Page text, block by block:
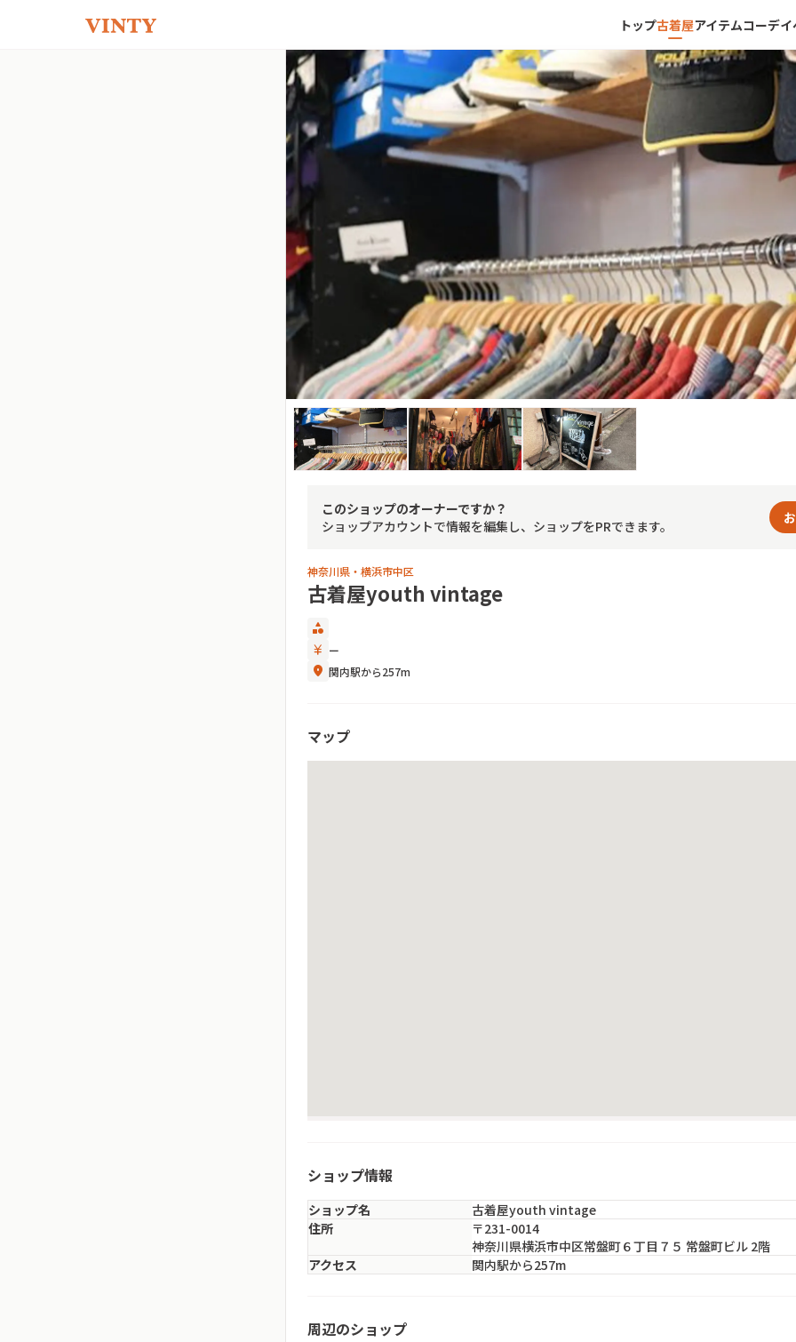
トップ古着屋アイテムコーデイ
このショップのオーナーですか？
ショップアカウントで情報を編集し、ショップをPRできます。
神奈川県・横浜市中区
古着屋youth vintage
category
currency_yen ー
location_on 関内駅から257m
マップ
ショップ情報
ショップ名
古着屋youth vintage
住所
〒231-0014
神奈川県横浜市中区常盤町６丁目７５ 常盤町ビル 2階
アクセス
関内駅から257m
周辺のショップ
神奈川県・横浜市中区